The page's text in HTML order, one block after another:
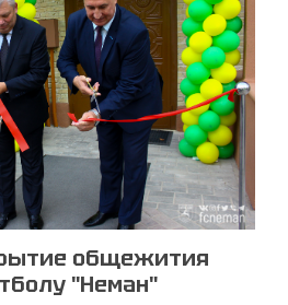
общежития
"Неман"